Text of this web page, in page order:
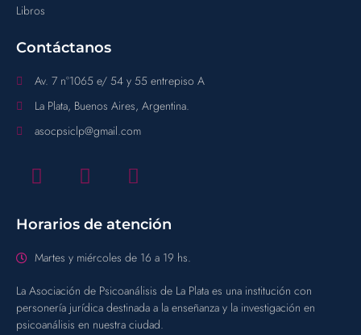
Libros
Contáctanos
Av. 7 n°1065 e/ 54 y 55 entrepiso A
La Plata, Buenos Aires, Argentina.
asocpsiclp@gmail.com
Horarios de atención
Martes y miércoles de 16 a 19 hs.
La Asociación de Psicoanálisis de La Plata es una institución con
personería jurídica destinada a la enseñanza y la investigación en
psicoanálisis en nuestra ciudad.